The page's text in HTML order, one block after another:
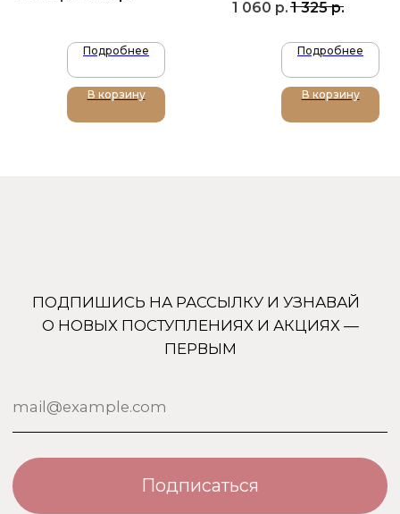
Подробнее
В корзину
1 060 р. 1 325 р.
Подробнее
В корзину
ООО «Парфюм Элит»
О бренде USO
Сотрудничество
Договор оферты
Политика обработки персональных данных
zakaz@uso-shop.ru